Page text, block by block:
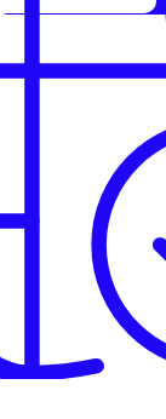
para
amenazas en
recomendadas